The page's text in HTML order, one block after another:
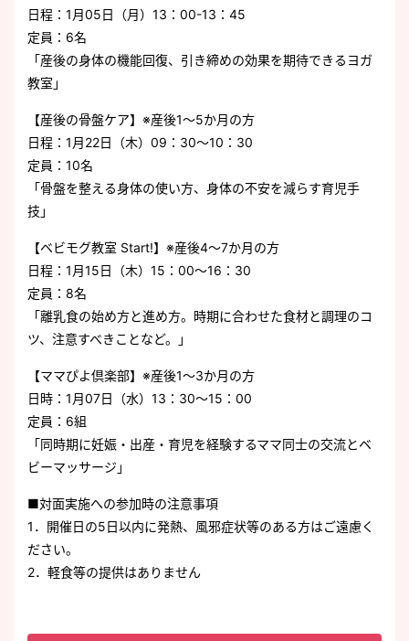
日程：1月05日（月）13：00-13：45
定員：6名
「産後の身体の機能回復、引き締めの効果を期待できるヨガ
教室」
【産後の骨盤ケア】※産後1～5か月の方
日程：1月22日（木）09：30～10：30
定員：10名
「骨盤を整える身体の使い方、身体の不安を減らす育児手
技」
【ベビモグ教室 Start!】※産後4～7か月の方
日程：1月15日（木）15：00～16：30
定員：8名
「離乳食の始め方と進め方。時期に合わせた食材と調理のコ
ツ、注意すべきことなど。」
【ママぴよ倶楽部】※産後1～3か月の方
日時：1月07日（水）13：30～15：00
定員：6組
「同時期に妊娠・出産・育児を経験するママ同士の交流とベ
ビーマッサージ」
■対面実施への参加時の注意事項
1．開催日の5日以内に発熱、風邪症状等のある方はご遠慮く
ださい。
2．軽食等の提供はありません